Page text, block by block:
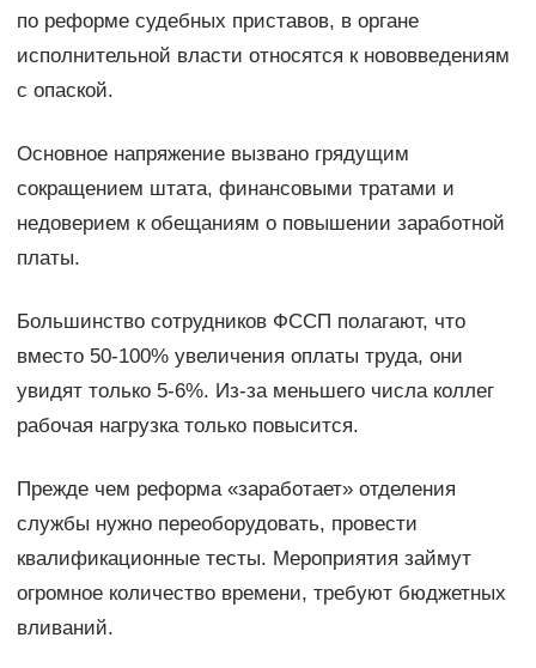
по реформе судебных приставов, в органе
исполнительной власти относятся к нововведениям
с опаской.
Основное напряжение вызвано грядущим
сокращением штата, финансовыми тратами и
недоверием к обещаниям о повышении заработной
платы.
Большинство сотрудников ФССП полагают, что
вместо 50-100% увеличения оплаты труда, они
увидят только 5-6%. Из-за меньшего числа коллег
рабочая нагрузка только повысится.
Прежде чем реформа «заработает» отделения
службы нужно переоборудовать, провести
квалификационные тесты. Мероприятия займут
огромное количество времени, требуют бюджетных
вливаний.